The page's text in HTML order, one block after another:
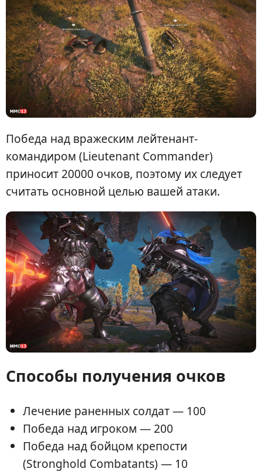
Победа над вражеским лейтенант-
командиром (Lieutenant Commander)
приносит 20000 очков, поэтому их следует
считать основной целью вашей атаки.
Способы получения очков
Лечение раненных солдат — 100
Победа над игроком — 200
Победа над бойцом крепости
(Stronghold Combatants) — 10